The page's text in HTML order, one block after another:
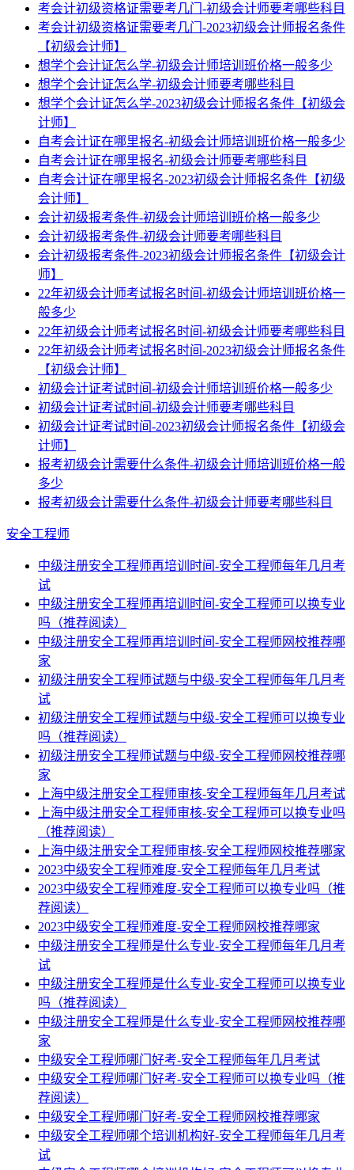
考会计初级资格证需要考几门-初级会计师要考哪些科目
考会计初级资格证需要考几门-2023初级会计师报名条件
【初级会计师】
想学个会计证怎么学-初级会计师培训班价格一般多少
想学个会计证怎么学-初级会计师要考哪些科目
想学个会计证怎么学-2023初级会计师报名条件【初级会
计师】
自考会计证在哪里报名-初级会计师培训班价格一般多少
自考会计证在哪里报名-初级会计师要考哪些科目
自考会计证在哪里报名-2023初级会计师报名条件【初级
会计师】
会计初级报考条件-初级会计师培训班价格一般多少
会计初级报考条件-初级会计师要考哪些科目
会计初级报考条件-2023初级会计师报名条件【初级会计
师】
22年初级会计师考试报名时间-初级会计师培训班价格一
般多少
22年初级会计师考试报名时间-初级会计师要考哪些科目
22年初级会计师考试报名时间-2023初级会计师报名条件
【初级会计师】
初级会计证考试时间-初级会计师培训班价格一般多少
初级会计证考试时间-初级会计师要考哪些科目
初级会计证考试时间-2023初级会计师报名条件【初级会
计师】
报考初级会计需要什么条件-初级会计师培训班价格一般
多少
报考初级会计需要什么条件-初级会计师要考哪些科目
安全工程师
中级注册安全工程师再培训时间-安全工程师每年几月考
试
中级注册安全工程师再培训时间-安全工程师可以换专业
吗（推荐阅读）
中级注册安全工程师再培训时间-安全工程师网校推荐哪
家
初级注册安全工程师试题与中级-安全工程师每年几月考
试
初级注册安全工程师试题与中级-安全工程师可以换专业
吗（推荐阅读）
初级注册安全工程师试题与中级-安全工程师网校推荐哪
家
上海中级注册安全工程师审核-安全工程师每年几月考试
上海中级注册安全工程师审核-安全工程师可以换专业吗
（推荐阅读）
上海中级注册安全工程师审核-安全工程师网校推荐哪家
2023中级安全工程师难度-安全工程师每年几月考试
2023中级安全工程师难度-安全工程师可以换专业吗（推
荐阅读）
2023中级安全工程师难度-安全工程师网校推荐哪家
中级注册安全工程师是什么专业-安全工程师每年几月考
试
中级注册安全工程师是什么专业-安全工程师可以换专业
吗（推荐阅读）
中级注册安全工程师是什么专业-安全工程师网校推荐哪
家
中级安全工程师哪门好考-安全工程师每年几月考试
中级安全工程师哪门好考-安全工程师可以换专业吗（推
荐阅读）
中级安全工程师哪门好考-安全工程师网校推荐哪家
中级安全工程师哪个培训机构好-安全工程师每年几月考
试